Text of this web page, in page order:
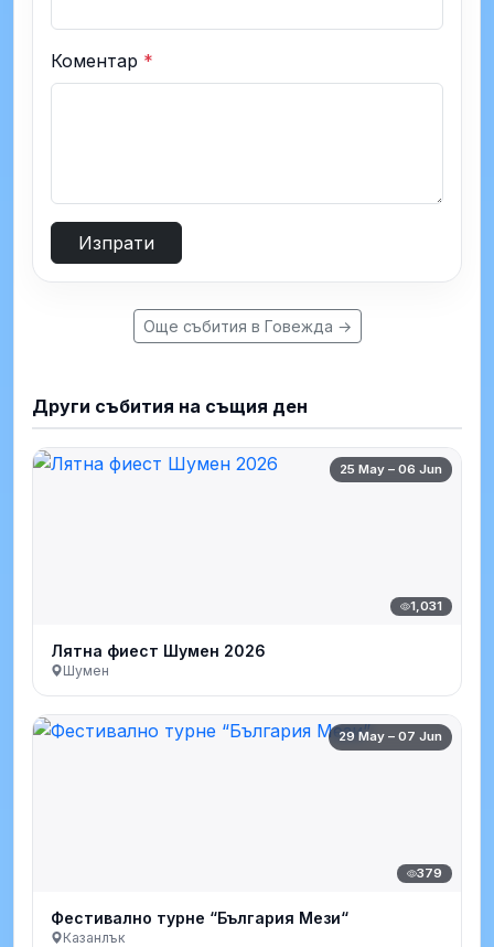
Коментар *
Изпрати
Още събития в Говежда →
Други събития на същия ден
25 May – 06 Jun
1,031
Лятна фиест Шумен 2026
Шумен
29 May – 07 Jun
379
Фестивално турне “България Мези“
Казанлък